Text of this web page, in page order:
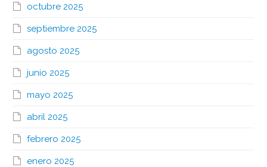
octubre 2025
septiembre 2025
agosto 2025
junio 2025
mayo 2025
abril 2025
febrero 2025
enero 2025